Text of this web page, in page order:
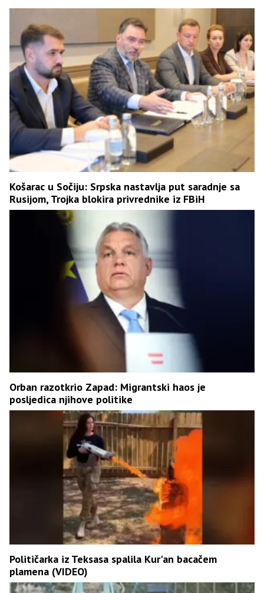
Košarac u Sočiju: Srpska nastavlja put saradnje sa
Rusijom, Trojka blokira privrednike iz FBiH
Orban razotkrio Zapad: Migrantski haos je
posljedica njihove politike
Političarka iz Teksasa spalila Kur'an bacačem
plamena (VIDEO)